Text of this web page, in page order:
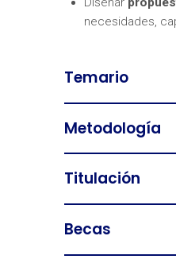
necesidades,
Temario
Metodología
Titulación
Becas